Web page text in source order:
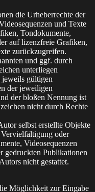
die Urheberrechte der
und Texte
Tondokumente,
auf lizenzfreie Grafiken,
zurückzugreifen.
und ggf. durch
unterliegen
jeweils gültigen
der jeweiligen
der bloßen Nennung ist
nicht durch Rechte
selbst erstellte Objekte
oder
Videosequenzen
gedruckten Publikationen
nicht gestattet.
Möglichkeit zur Eingabe